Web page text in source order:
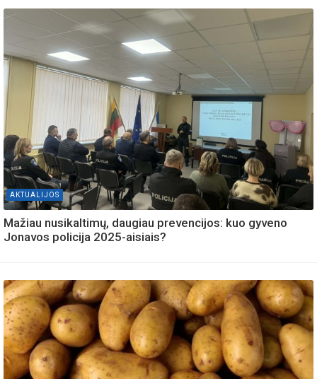
AKTUALIJOS
Mažiau nusikaltimų, daugiau prevencijos: kuo gyveno
Jonavos policija 2025-aisiais?